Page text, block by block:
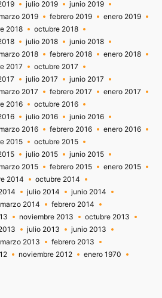
julio 2019
junio 2019
marzo 2019 febrero 2019
enero 2019
2018
octubre 2018
julio 2018
junio 2018
marzo 2018 febrero 2018
enero 2018
2017
octubre 2017
julio 2017
junio 2017
marzo 2017 febrero 2017
enero 2017
2016
octubre 2016
julio 2016
junio 2016
marzo 2016 febrero 2016
enero 2016
2015
octubre 2015
julio 2015
junio 2015
marzo 2015 febrero 2015
enero 2015
2014
octubre 2014
julio 2014
junio 2014
marzo 2014
febrero 2014
noviembre 2013
octubre 2013
julio 2013
junio 2013
marzo 2013
febrero 2013
noviembre 2012
enero 1970